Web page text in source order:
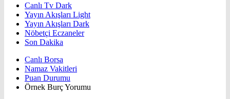
Canlı Tv Dark
Yayın Akışları Light
Yayın Akışları Dark
Nöbetçi Eczaneler
Son Dakika
Canlı Borsa
Namaz Vakitleri
Puan Durumu
Örnek Burç Yorumu